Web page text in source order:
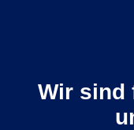
Wir sind